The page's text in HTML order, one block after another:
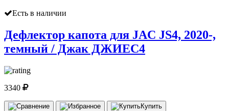
Есть в наличии
Дефлектор капота для JAC JS4, 2020-,
темный / Джак ДЖИЕС4
3340
Купить